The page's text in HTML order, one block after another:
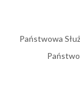
Państwowa